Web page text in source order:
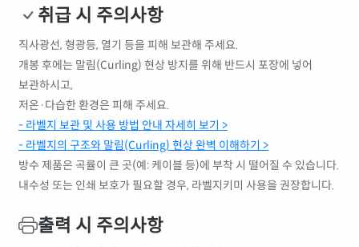
취급 시 주의사항
직사광선, 형광등, 열기 등을 피해 보관해 주세요.
개봉 후에는 말림(Curling) 현상 방지를 위해 반드시 포장에 넣어
보관하시고,
저온·다습한 환경은 피해 주세요.
- 라벨지 보관 및 사용 방법 안내 자세히 보기 >
- 라벨지의 구조와 말림(Curling) 현상 완벽 이해하기 >
방수 제품은 곡률이 큰 곳(예: 케이블 등)에 부착 시 떨어질 수 있습니다.
내수성 또는 인쇄 보호가 필요할 경우, 라벨지키미 사용을 권장합니다.
출력 시 주의사항